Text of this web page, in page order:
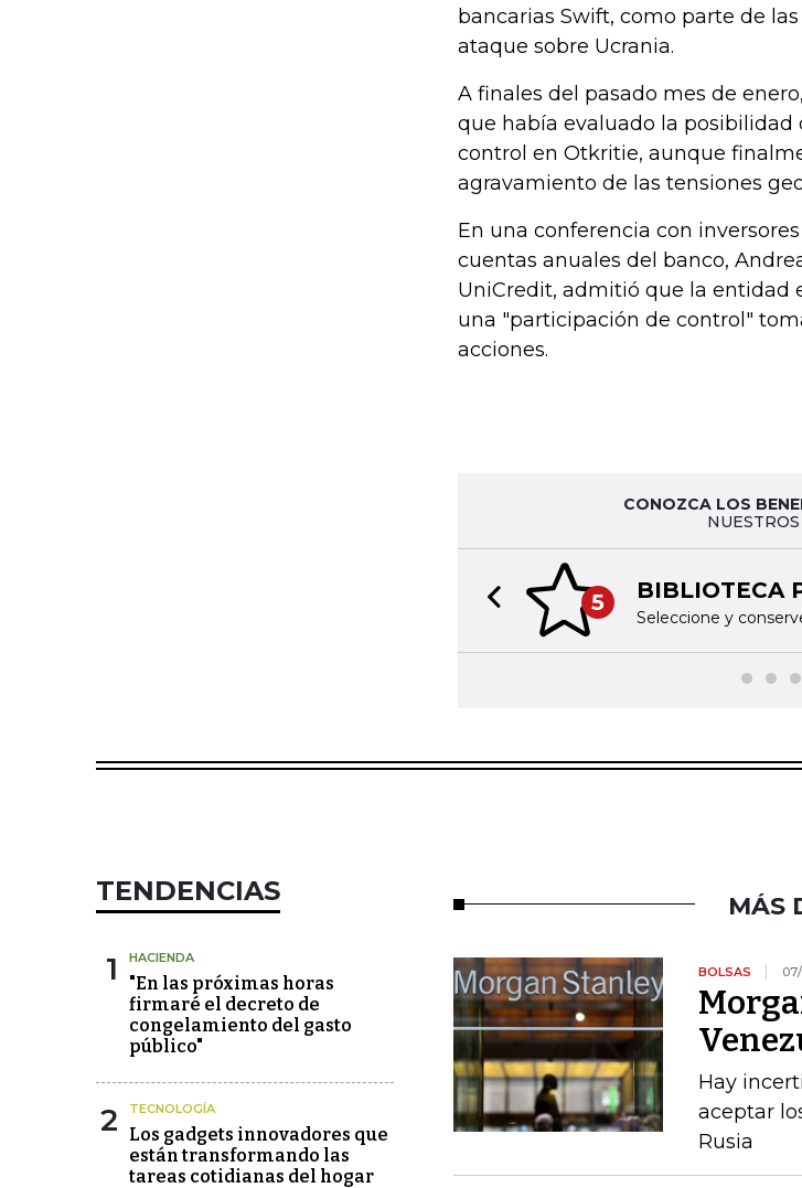
bancarias Swift, como parte de
ataque sobre Ucrania.
A finales del pasado mes de
que había evaluado la
control en Otkritie, aunque
agravamiento de las tensiones
En una conferencia con
cuentas anuales del banco,
UniCredit, admitió que la entidad
una "participación de control"
acciones.
CONOZCA LOS
5 BIBLIOTECA
Seleccione y
Previous slide
TENDENCIAS
1 HACIENDA
"En las próximas horas
firmaré el decreto de
congelamiento del gasto
público"
2 TECNOLOGÍA
Los gadgets innovadores que
están transformando las
tareas cotidianas del hogar
MÁS
BOLSAS
Hay
aceptar
Rusia